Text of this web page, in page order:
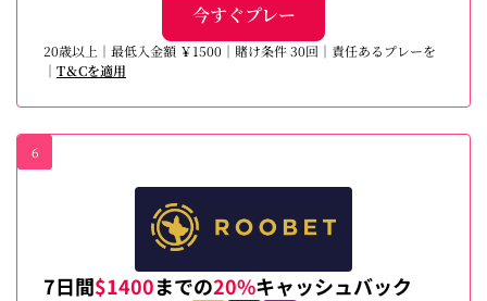
今すぐプレー
20歳以上｜最低入金額 ￥1500｜賭け条件 30回｜責任あるプレーを
｜ T＆Cを適用
6
7日間$1400までの20%キャッシュバック